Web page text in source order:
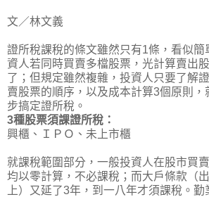
文／林文義
證所稅課稅的條文雖然只有1條，看似簡
資人若同時買賣多檔股票，光計算賣出
了；但規定雖然複雜，投資人只要了解
賣股票的順序，以及成本計算3個原則，
步搞定證所稅。
3種股票須課證所稅：
興櫃、ＩＰＯ、未上市櫃
就課稅範圍部分，一般投資人在股市買
均以零計算，不必課稅；而大戶條款（
上）又延了3年，到一八年才須課稅。